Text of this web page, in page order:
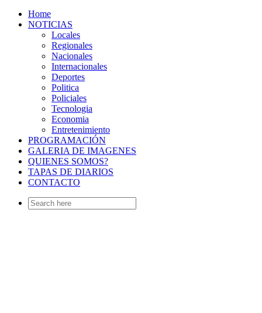
Home
NOTICIAS
Locales
Regionales
Nacionales
Internacionales
Deportes
Politica
Policiales
Tecnologia
Economia
Entretenimiento
PROGRAMACIÓN
GALERIA DE IMAGENES
QUIENES SOMOS?
TAPAS DE DIARIOS
CONTACTO
Search
for: